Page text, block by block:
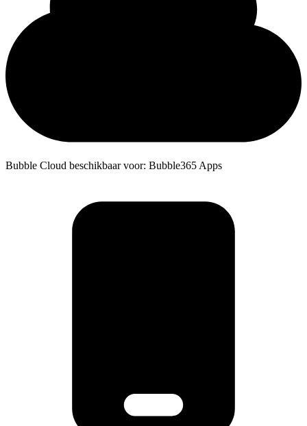
Bubble Cloud beschikbaar voor: Bubble365 Apps